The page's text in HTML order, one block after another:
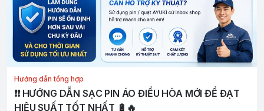
Hướng dẫn tổng hợp
❗️❗️ HƯỚNG DẪN SẠC PIN ÁO ĐIỀU HÒA MỚI ĐỂ ĐẠT
HIỆU SUẤT TỐT NHẤT 🔋🔥